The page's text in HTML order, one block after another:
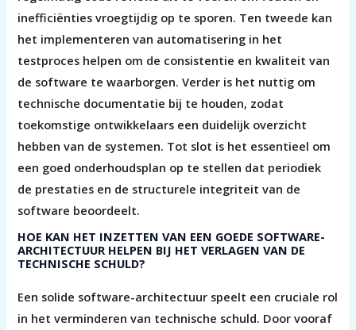
inefficiënties vroegtijdig op te sporen. Ten tweede kan
het implementeren van automatisering in het
testproces helpen om de consistentie en kwaliteit van
de software te waarborgen. Verder is het nuttig om
technische documentatie bij te houden, zodat
toekomstige ontwikkelaars een duidelijk overzicht
hebben van de systemen. Tot slot is het essentieel om
een goed onderhoudsplan op te stellen dat periodiek
de prestaties en de structurele integriteit van de
software beoordeelt.
HOE KAN HET INZETTEN VAN EEN GOEDE SOFTWARE-
ARCHITECTUUR HELPEN BIJ HET VERLAGEN VAN DE
TECHNISCHE SCHULD?
Een solide software-architectuur speelt een cruciale rol
in het verminderen van technische schuld. Door vooraf